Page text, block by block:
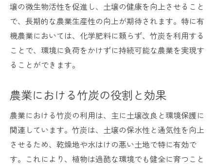
壌の微生物活性を促進し、土壌の健康を向上させること
で、長期的な農業生産性の向上が期待されます。特に有
機農業においては、化学肥料に頼らず、竹炭を利用する
ことで、環境に負荷をかけずに持続可能な農業を実現す
ることができます。
農業における竹炭の役割と効果
農業における竹炭の利用は、主に土壌改良と環境保護に
関連しています。竹炭は、土壌の保水性と通気性を向上
させるため、乾燥地や水はけの悪い土地で特に有効で
す。これにより、植物は過酷な環境でも健全に育つこと